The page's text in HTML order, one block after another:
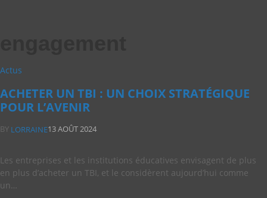
Actus
ACHETER UN TBI : UN CHOIX STRATÉGIQUE
POUR L’AVENIR
BY LORRAINE13 AOÛT 2024
Les entreprises et les institutions éducatives envisagent de plus
en plus d’acheter un TBI, et le considèrent aujourd’hui comme
un…